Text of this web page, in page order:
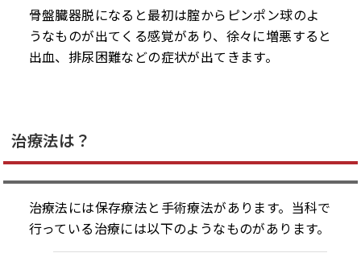
骨盤臓器脱になると最初は腟からピンポン球のよ
うなものが出てくる感覚があり、徐々に増悪すると
出血、排尿困難などの症状が出てきます。
治療法は？
治療法には保存療法と手術療法があります。当科で
行っている治療には以下のようなものがあります。